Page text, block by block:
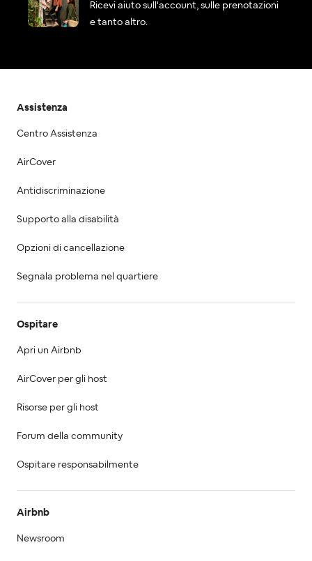
Ricevi aiuto sull'account, sulle prenotazioni
e tanto altro.
Assistenza
Centro Assistenza
AirCover
Antidiscriminazione
Supporto alla disabilità
Opzioni di cancellazione
Segnala problema nel quartiere
Ospitare
Apri un Airbnb
AirCover per gli host
Risorse per gli host
Forum della community
Ospitare responsabilmente
Airbnb
Newsroom